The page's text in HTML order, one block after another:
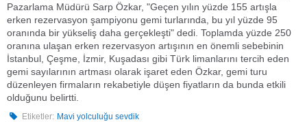
Pazarlama Müdürü Sarp Özkar, "Geçen yılın yüzde 155 artışla
erken rezervasyon şampiyonu gemi turlarında, bu yıl yüzde 95
oranında bir yükseliş daha gerçekleşti" dedi. Toplamda yüzde 250
oranına ulaşan erken rezervasyon artışının en önemli sebebinin
İstanbul, Çeşme, İzmir, Kuşadası gibi Türk limanlarını tercih eden
gemi sayılarının artması olarak işaret eden Özkar, gemi turu
düzenleyen firmaların rekabetiyle düşen fiyatların da bunda etkili
olduğunu belirtti.
Etiketler: Mavi yolculuğu sevdik